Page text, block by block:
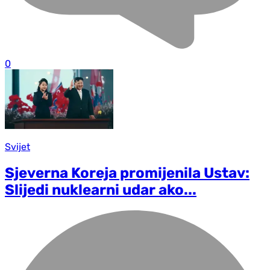
0
Svijet
Sjeverna Koreja promijenila Ustav:
Slijedi nuklearni udar ako...